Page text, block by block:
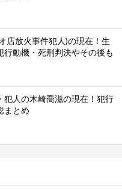
店放火事件犯人)の現在！生
行動機・死刑判決やその後も
犯人の木崎喬滋の現在！犯行
まとめ